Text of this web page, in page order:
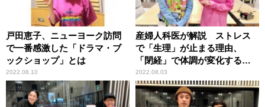
戸田恵子、ニューヨーク訪問
で一番感激した「ドラマ・ブ
ックショップ」とは
2022.08.10
産婦人科医が解説 ストレス
で「生理」が止まる理由、
「閉経」で体調が変化する理
由
2022.08.03